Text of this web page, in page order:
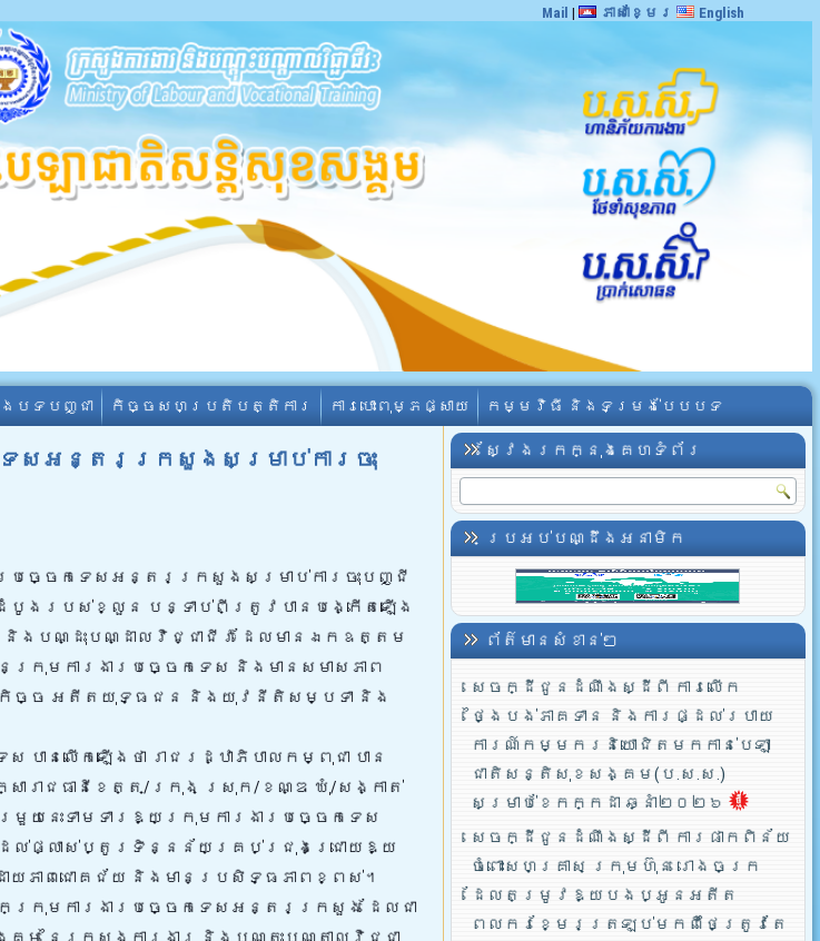
Mail | ភាសាខ្មែរ English
ងបទបញ្ជា កិច្ចសហប្រតិបត្តិការ ការបោះពុម្ភផ្សាយ កម្មវិធី និងទម្រង់បែបបទ
សអន្តរក្រសួងសម្រាប់ការចុះ
របច្ចេកទេសអន្តរក្រសួងសម្រាប់ការចុះបញ្ជី
បូងរបស់ខ្លួន បន្ទាប់ពីត្រូវបានបង្កើតឡើង
បណ្ដុះបណ្ដាលវិជ្ជាជីវៈ ដែលមានឯកឧត្តម
រុមការងារបច្ចេកទេស និងមានសមាសភាព
កិច្ច អតីតយុទ្ធជន និងយុវនីតិសម្បទា និង
នលើកឡើងថា រាជរដ្ឋាភិបាលកម្ពុជា បាន
ជធានីខេត្ត/ក្រុង ស្រុក/ខណ្ឌ ឃុំ/សង្កាត់
េះទាមទារឱ្យក្រុមការងារបច្ចេកទេស
ដល់ផ្លាស់ប្តូរទិន្នន័យគ្រប់ជ្រុងជ្រោយឱ្យ
ោយភាពជោគជ័យ និងមានប្រសិទ្ធភាពខ្ពស់។
ក្រុមការងារបច្ចេកទេសអន្តរក្រសួង ដែលជា
ស្វែងរកក្នុងគេហទំព័រ
ប្រអប់បណ្ដឹងអនាមិក
ព័ត៌មានសំខាន់ៗ
សេចក្ដីជូនដំណឹងស្ដីពី ការលើក
ថ្ងៃបង់ភាគទាន និងការផ្ដល់របាយ
ការណ៍កម្មករនិយោជិតមកកាន់បេឡា
ជាតិសន្តិសុខសង្គម(ប.ស.ស.)
សម្រាប់ខែកក្កដា ឆ្នាំ២០២៦
សេចក្ដីជូនដំណឹងស្ដីពី ការផាកពិន័យ
ចំពោះសហគ្រាស ក្រុមហ៊ុន រោងចក្រ
ដែលតម្រូវឱ្យបងប្អូនអតីត
ពលករខ្មែរត្រឡប់មកពីថៃត្រូវតែ